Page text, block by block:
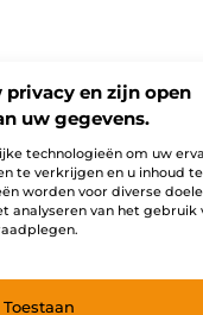
privacy en zijn open
uw gegevens.
technologieën om uw
te verkrijgen en u inhoud
worden voor diverse
analyseren van het gebruik